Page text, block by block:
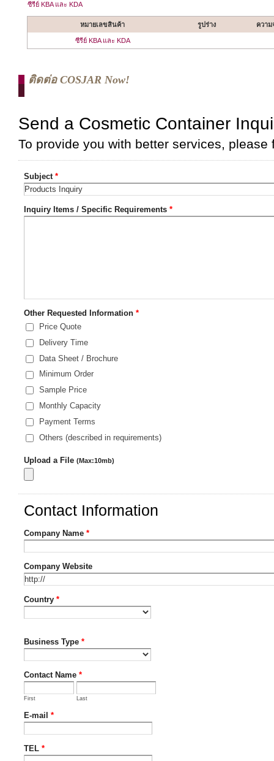
ซีรีย์ KBA และ KDA
หมายเลขสินค้า รูปร่าง ความ
ซีรีย์ KBA และ KDA
ติดต่อ COSJAR Now!